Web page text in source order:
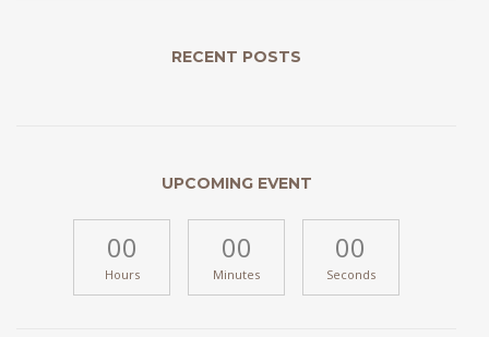
RECENT POSTS
UPCOMING EVENT
00
Hours
00
Minutes
00
Seconds